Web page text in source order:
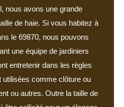
nous avons une grande
de haie. Si vous habitez à
le 69870, nous pouvons
une équipe de jardiniers
entretenir dans les règles
utilisées comme clôture ou
ou autres. Outre la taille de